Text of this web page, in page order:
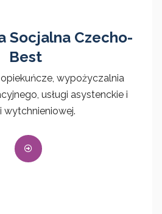
Socjalna Czecho-
Best
opiekuńcze, wypożyczalnia
usługi asystenckie i
wytchnieniowej.